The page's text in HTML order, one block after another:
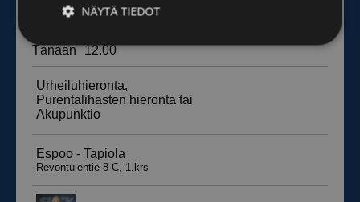
NÄYTÄ TIEDOT
Ehdottomasti
Suorituskyvylliset
Kohdentavat
Luokittelemattomat